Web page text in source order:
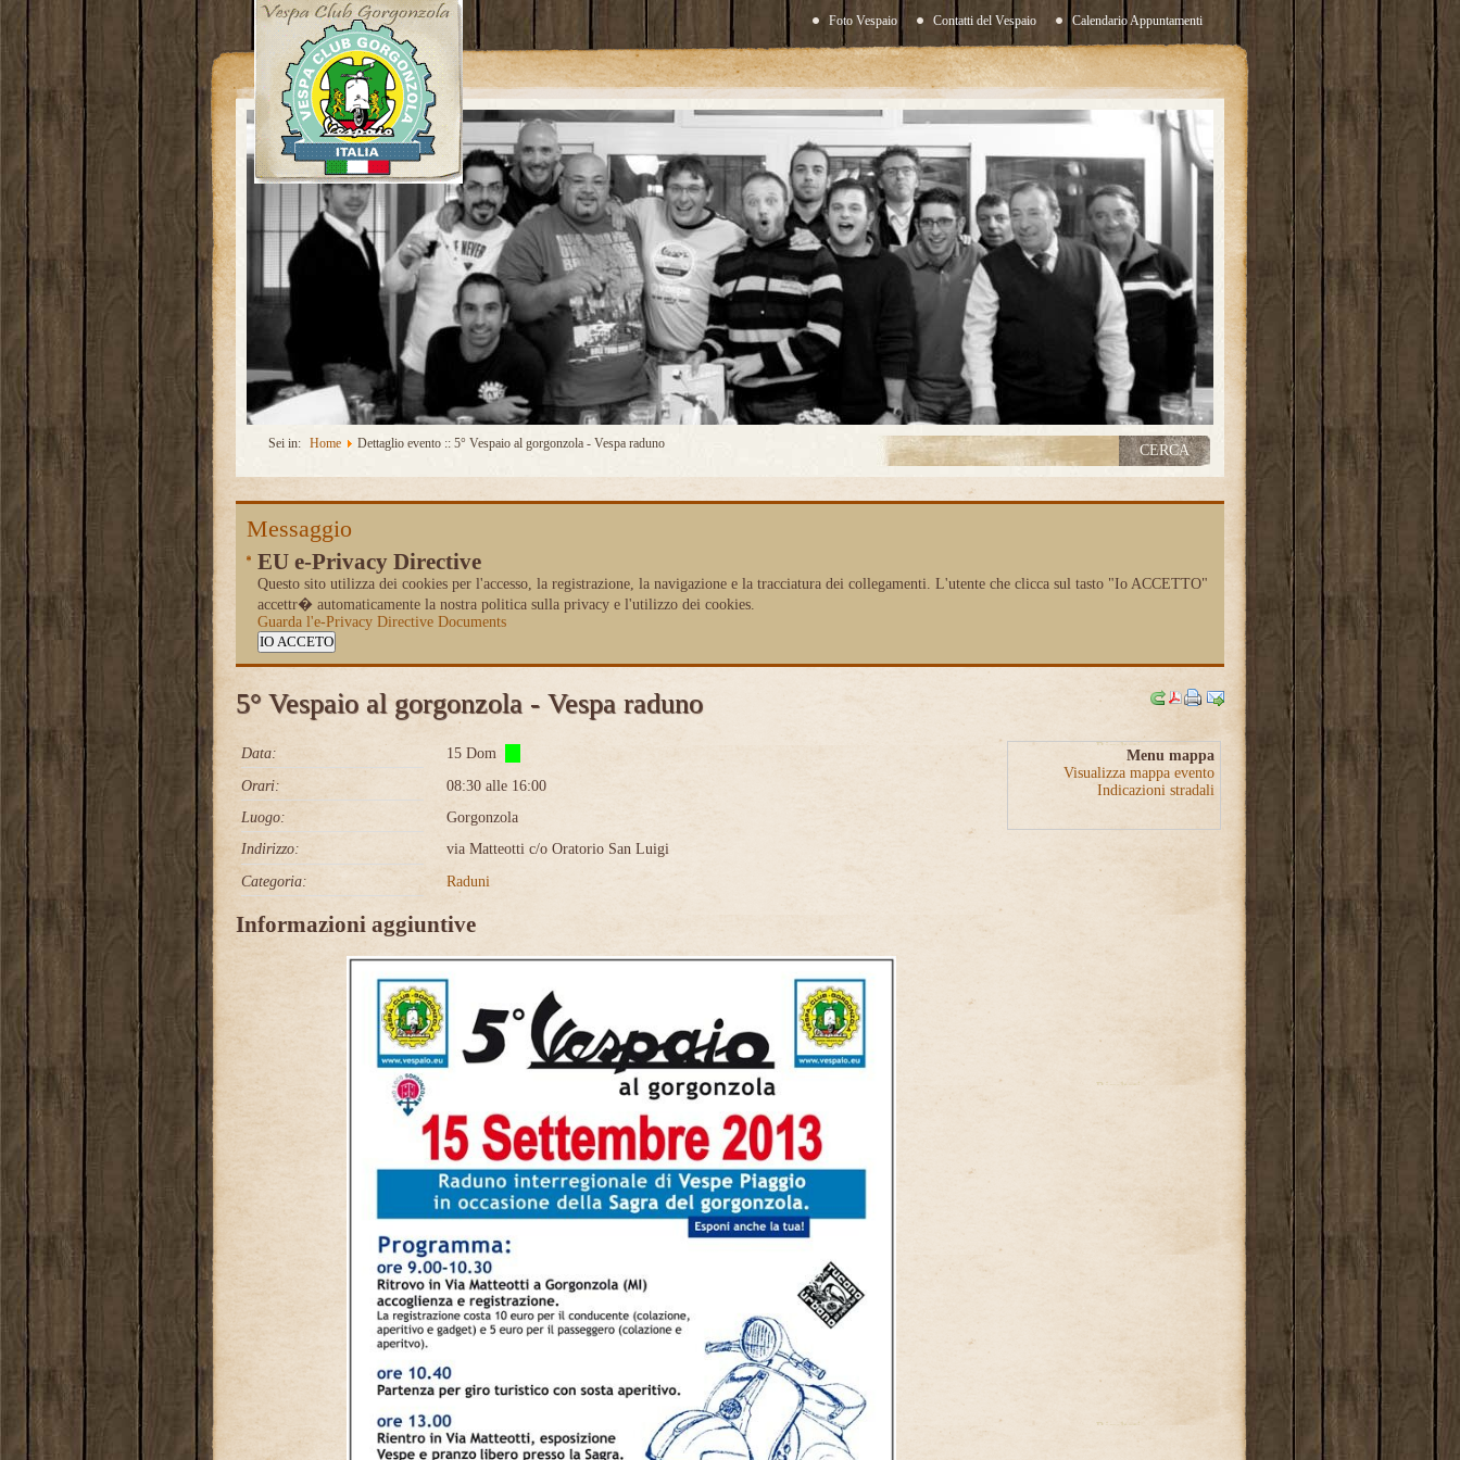
Foto Vespaio Contatti del Vespaio Calendario Appuntamenti
Sei in: Home Dettaglio evento :: 5° Vespaio al gorgonzola - Vespa raduno
Messaggio
EU e-Privacy Directive
Questo sito utilizza dei cookies per l'accesso, la registrazione, la navigazione e la tracciatura dei collegamenti. L'utente che clicca sul tasto "Io ACCETTO"
accettr� automaticamente la nostra politica sulla privacy e l'utilizzo dei cookies.
Guarda l'e-Privacy Directive Documents
IO ACCETO
5° Vespaio al gorgonzola - Vespa raduno
Menu mappa
Visualizza mappa evento
Indicazioni stradali
Data:
15 Dom
Orari:
08:30 alle 16:00
Luogo:
Gorgonzola
Indirizzo:
via Matteotti c/o Oratorio San Luigi
Categoria:
Raduni
Informazioni aggiuntive